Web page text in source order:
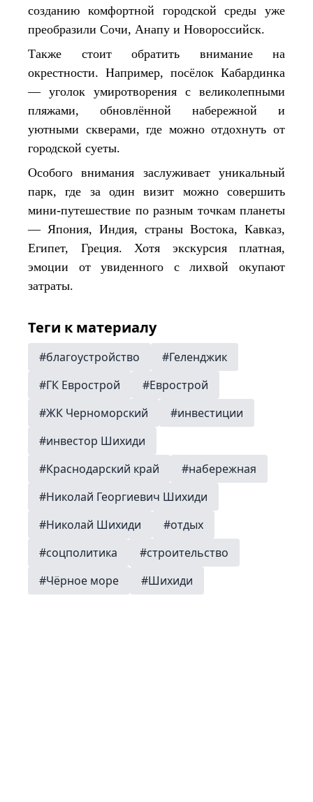
созданию комфортной городской среды уже
преобразили Сочи, Анапу и Новороссийск.
Также стоит обратить внимание на
окрестности. Например, посёлок Кабардинка
— уголок умиротворения с великолепными
пляжами, обновлённой набережной и
уютными скверами, где можно отдохнуть от
городской суеты.
Особого внимания заслуживает уникальный
парк, где за один визит можно совершить
мини-путешествие по разным точкам планеты
— Япония, Индия, страны Востока, Кавказ,
Египет, Греция. Хотя экскурсия платная,
эмоции от увиденного с лихвой окупают
затраты.
Теги к материалу
#благоустройство
#Геленджик
#ГК Еврострой
#Еврострой
#ЖК Черноморский
#инвестиции
#инвестор Шихиди
#Краснодарский край
#набережная
#Николай Георгиевич Шихиди
#Николай Шихиди
#отдых
#соцполитика
#строительство
#Чёрное море
#Шихиди